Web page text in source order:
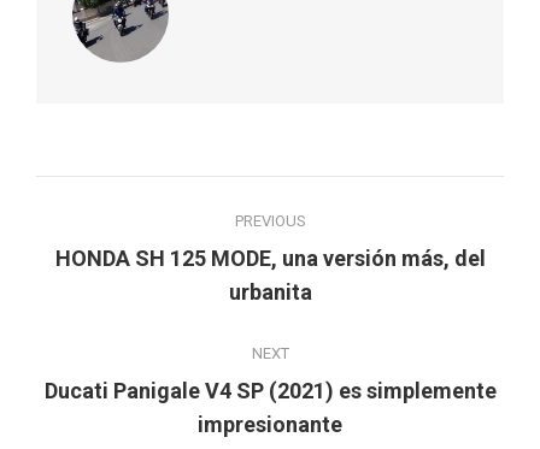
navigation
PREVIOUS
Previous
post:
HONDA SH 125 MODE, una versión más, del
urbanita
NEXT
Next
post:
Ducati Panigale V4 SP (2021) es simplemente
impresionante